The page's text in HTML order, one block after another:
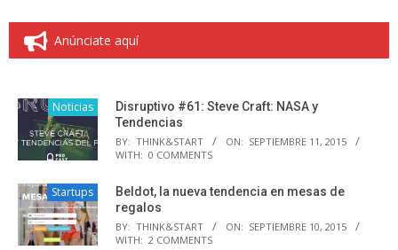
Anúnciate aquí
Noticias
Disruptivo #61: Steve Craft: NASA y
Tendencias
BY: THINK&START ON: SEPTIEMBRE 11, 2015
WITH: 0 COMMENTS
Startups
Beldot, la nueva tendencia en mesas de
regalos
BY: THINK&START ON: SEPTIEMBRE 10, 2015
WITH: 2 COMMENTS